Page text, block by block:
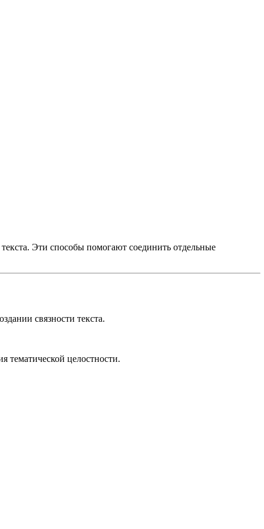
Эти способы помогают соединить отдельные
связности текста.
тематической целостности.